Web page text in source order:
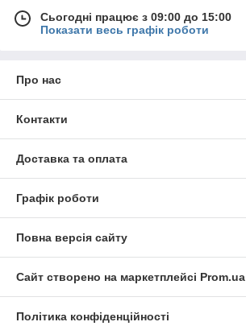
Сьогодні працює з 09:00 до 15:00
Показати весь графік роботи
Про нас
Контакти
Доставка та оплата
Графік роботи
Повна версія сайту
Сайт створено на маркетплейсі Prom.ua
Політика конфіденційності